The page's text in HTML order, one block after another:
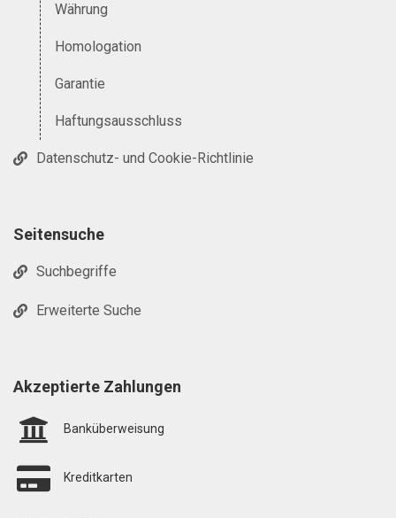
Währung
Homologation
Garantie
Haftungsausschluss
Datenschutz- und Cookie-Richtlinie
Seitensuche
Suchbegriffe
Erweiterte Suche
Akzeptierte Zahlungen
Banküberweisung
Kreditkarten